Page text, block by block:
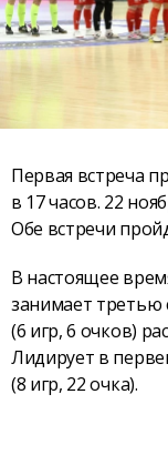
Первая встреча
в 17 часов. 22
Обе встречи
В настоящее
занимает третью
(6 игр, 6 очков)
Лидирует в
(8 игр, 22 очка).